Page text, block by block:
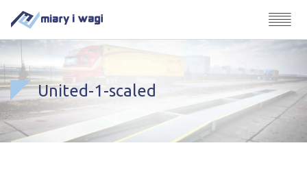
United-1-scaled